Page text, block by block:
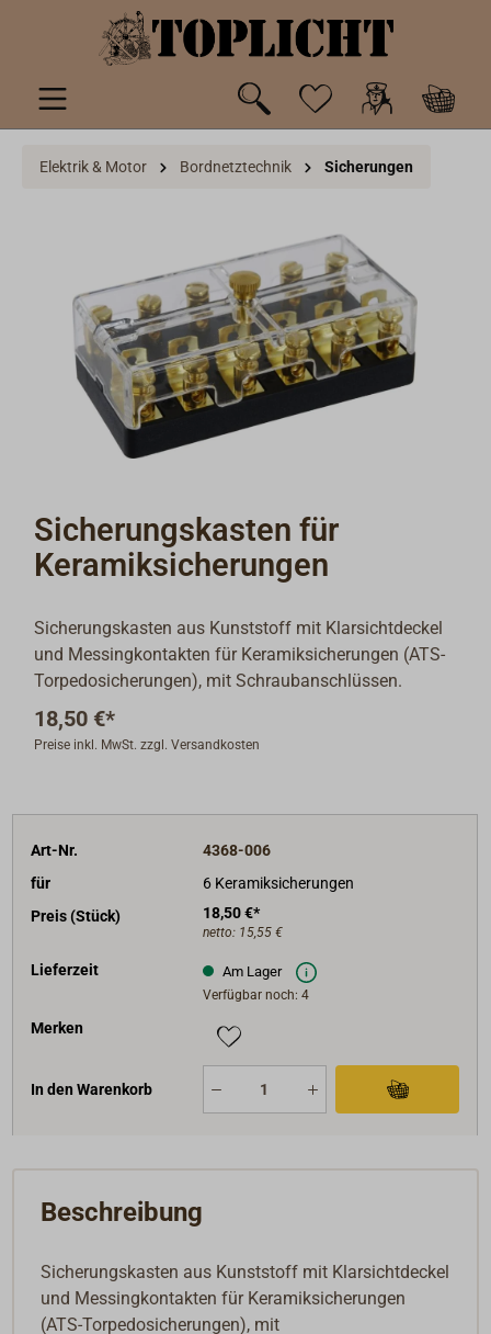
springen
Elektrik & Motor Bordnetztechnik Sicherungen
Sicherungskasten für
Keramiksicherungen
Sicherungskasten aus Kunststoff mit Klarsichtdeckel
und Messingkontakten für Keramiksicherungen (ATS-
Torpedosicherungen), mit Schraubanschlüssen.
18,50 €*
Preise inkl. MwSt. zzgl. Versandkosten
Art-Nr.
4368-006
für
6 Keramiksicherungen
Preis (Stück)
18,50 €*
netto: 15,55 €
Lieferzeit Am Lager
Verfügbar noch: 4
Merken
In den Warenkorb
Beschreibung
Sicherungskasten aus Kunststoff mit Klarsichtdeckel
und Messingkontakten für Keramiksicherungen
(ATS-Torpedosicherungen), mit